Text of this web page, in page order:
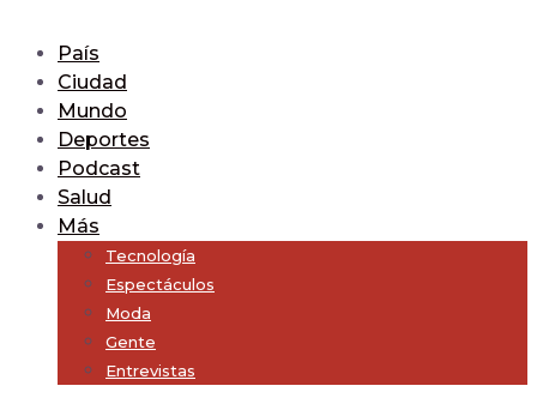
País
Ciudad
Mundo
Deportes
Podcast
Salud
Más
Tecnología
Espectáculos
Moda
Gente
Entrevistas